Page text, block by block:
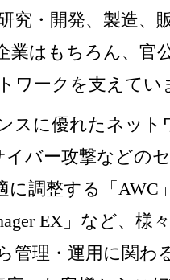
究・開発、製造、
業はもちろん、官
ワークを支えてい
スに優れたネッ
バー攻撃などの
に調整する「
EX」など、様
管理・運用に関